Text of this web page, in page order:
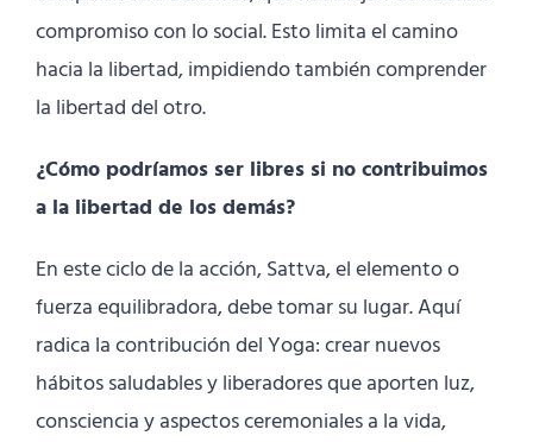
compromiso con lo social. Esto limita el camino
hacia la libertad, impidiendo también comprender
la libertad del otro.
¿Cómo podríamos ser libres si no contribuimos
a la libertad de los demás?
En este ciclo de la acción, Sattva, el elemento o
fuerza equilibradora, debe tomar su lugar. Aquí
radica la contribución del Yoga: crear nuevos
hábitos saludables y liberadores que aporten luz,
consciencia y aspectos ceremoniales a la vida,